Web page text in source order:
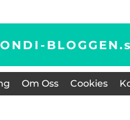
BLOGGEN.
Om Oss Cookies